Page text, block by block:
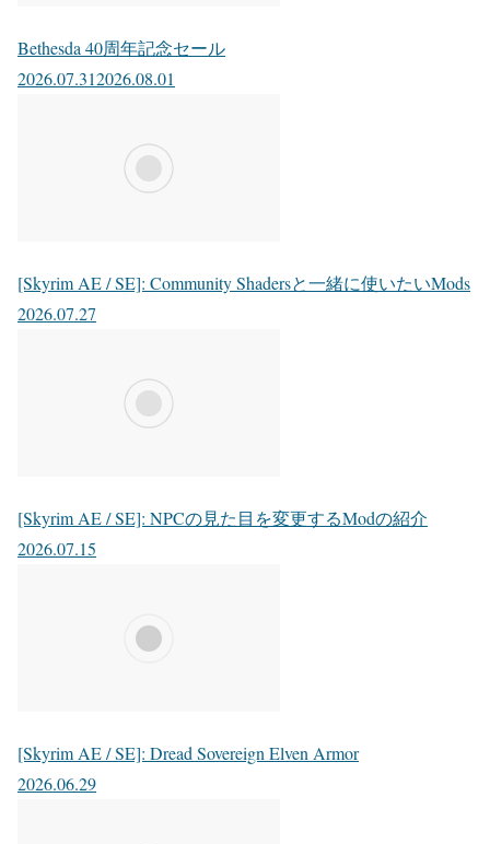
Bethesda 40周年記念セール
2026.07.312026.08.01
[Skyrim AE / SE]: Community Shadersと一緒に使いたいMods
2026.07.27
[Skyrim AE / SE]: NPCの見た目を変更するModの紹介
2026.07.15
[Skyrim AE / SE]: Dread Sovereign Elven Armor
2026.06.29